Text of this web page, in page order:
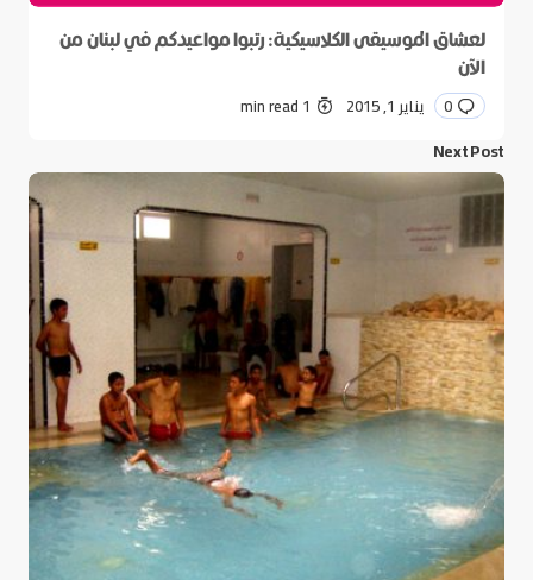
لعشاق الموسيقى الكلاسيكية: رتبوا مواعيدكم في لبنان من
الآن
0 يناير 1, 2015 1 min read
Next Post